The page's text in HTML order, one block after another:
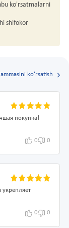
ko'rsatmalarni
shifokor
ko'rsatish
покупка!
0 0
укрепляет
0 0